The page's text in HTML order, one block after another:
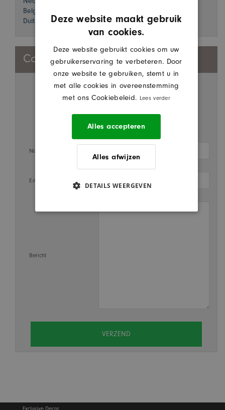
België
Duitsland
:info@exclusivedecor.de
Contactformulier
Heeft u een vraag of wilt u wat extra informatie over
in of mail ons via info@exclusivedecor.nl.
Naam
E-mail
Bericht
Deze website maakt gebruik
van cookies.
Deze website gebruikt cookies om uw
gebruikerservaring te verbeteren. Door
onze website te gebruiken, stemt u in
met alle cookies in overeenstemming
met ons Cookiebeleid. Lees verder
Alles accepteren
Alles afwijzen
DETAILS WEERGEVEN